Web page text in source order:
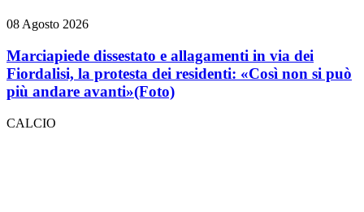
08 Agosto 2026
Marciapiede dissestato e allagamenti in via dei
Fiordalisi, la protesta dei residenti: «Così non si può
più andare avanti»(Foto)
CALCIO